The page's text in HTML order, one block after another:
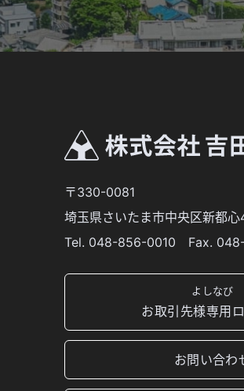
〒330-0081
埼玉県さいたま市中央区新都
Tel. 048-856-0010 Fax.
よしなび
お取引先様専用
お問い合わ